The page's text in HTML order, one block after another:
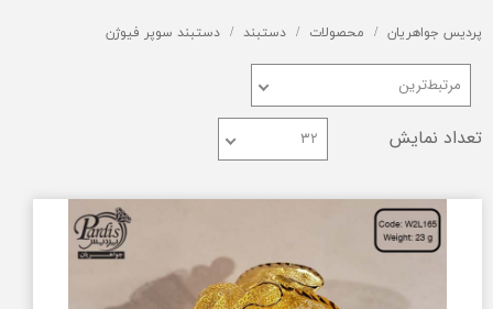
پردیس جواهریان محصولات دستبند دستبند سوپر فیوژن
مرتبط‌ترین
تعداد نمایش ۳۲